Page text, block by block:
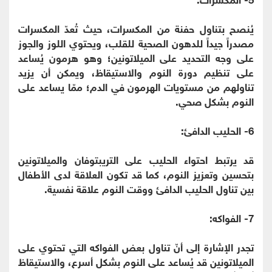
يُنصح بتناول حفنة من المكسرات، حيث تُعدّ المكسرات
مصدراً جيداً للدهون الصحية للقلب، ويحتوي اللوز والجوز
على وجه التحديد على الميلاتونين؛ وهو هرمون يُساعد
على تنظيم دورة النوم والاستيقاظ، ويمكن أن يزيد
تناولهم من مستويات الهرمون في الدم؛ ممّا يساعد على
النوم بشكل صحي.
6- الحليب الدافئ:
قد يرتبط احتواء الحليب على التريبتوفان والميلاتونين
بتحسين وتعزيز النوم، كما قد تكون العلاقة لدى الأطفال
بين تناول الحليب الدافئ ووقت النوم علاقة نفسية.
7- الفواكه:
تجدر الإشارة إلى أنّ تناول بعض الفواكه التي تحتوي على
الميلاتونين قد يُساعد على النوم بشكل أسرع، والاستيقاظ